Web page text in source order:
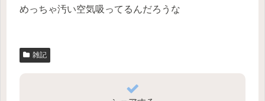
めっちゃ汚い空気吸ってるんだろうな
雑記